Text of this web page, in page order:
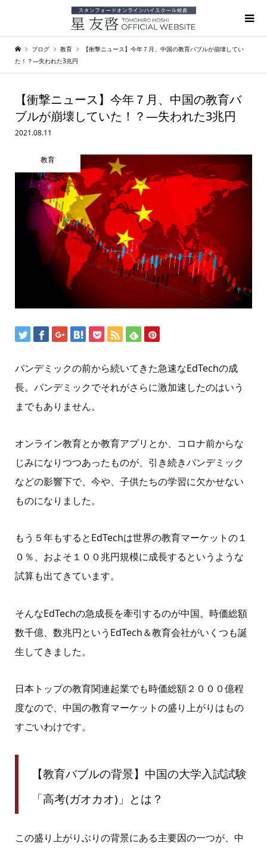
ブログ 教育
【衝撃ニュース】今年７月、中国の教育バブルが崩壊してい
た！？―失われた3兆円
【衝撃ニュース】今年７月、中国の教育バ
ブルが崩壊していた！？―失われた3兆円
2021.08.11
教育
パンデミックの前から続いてきた急速なEdTechの成
長。パンデミックでそれがさらに激加速したのはいう
までもありません。
オンライン教育とか教育アプリとか、コロナ前からな
じみになりつつあったものが、引き続きパンデミック
などの影響下で、今や、子供たちの学習に欠かせない
ものになりました。
もう５年もするとEdTechは世界の教育マーケットの１
０％、およそ１００兆円規模に成長するというような
試算も出てきています。
そんなEdTechの急成長を牽引するのが中国。時価総額
数千億、数兆円というEdTech＆教育会社がいくつも誕
生してきました。
日本トップの教育関連起業でも時価総額２０００億程
度なので、中国の教育マーケットの盛り上がりはもの
すごいわけです。
【教育バブルの背景】中国の大学入試試験
「高考(ガオカオ)」とは？
この盛り上がりぶりの背景にある主要因の一つが、中